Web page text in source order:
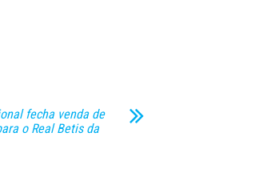
fecha venda de
o Real Betis da